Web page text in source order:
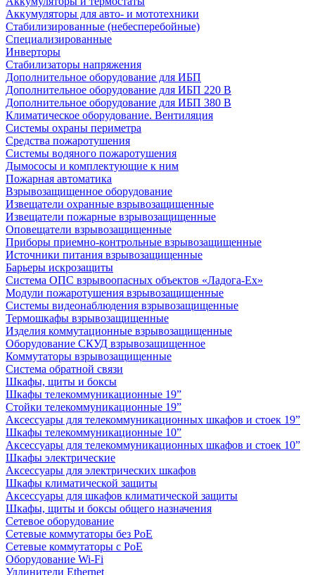
Аккумуляторы для авто- и мототехники
Стабилизированные (небесперебойные)
Специализированные
Инверторы
Стабилизаторы напряжения
Дополнительное оборудование для ИБП
Дополнительное оборудование для ИБП 220 В
Дополнительное оборудование для ИБП 380 В
Климатическое оборудование. Вентиляция
Системы охраны периметра
Средства пожаротушения
Системы водяного пожаротушения
Дымососы и комплектующие к ним
Пожарная автоматика
Взрывозащищенное оборудование
Извещатели охранные взрывозащищенные
Извещатели пожарные взрывозащищенные
Оповещатели взрывозащищенные
Приборы приемно-контрольные взрывозащищенные
Источники питания взрывозащищенные
Барьеры искрозащиты
Система ОПС взрывоопасных объектов «Ладога-Ex»
Модули пожаротушения взрывозащищенные
Системы видеонаблюдения взрывозащищенные
Термошкафы взрывозащищенные
Изделия коммутационные взрывозащищенные
Оборудование СКУД взрывозащищенное
Коммутаторы взрывозащищенные
Система обратной связи
Шкафы, щиты и боксы
Шкафы телекоммуникационные 19”
Стойки телекоммуникационные 19”
Аксессуары для телекоммуникационных шкафов и стоек 19”
Шкафы телекоммуникационные 10”
Аксессуары для телекоммуникационных шкафов и стоек 10”
Шкафы электрические
Аксессуары для электрических шкафов
Шкафы климатической защиты
Аксессуары для шкафов климатической защиты
Шкафы, щиты и боксы общего назначения
Сетевое оборудование
Сетевые коммутаторы без PoE
Сетевые коммутаторы с PoE
Оборудование Wi-Fi
Удлинители Ethernet